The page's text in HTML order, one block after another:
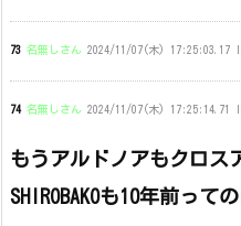
73 名無しさん 2024/11/07(木) 17:25:03.17
74 名無しさん 2024/11/07(木) 17:25:14.71
もうアルドノアもクロス
SHIROBAKOも10年前って